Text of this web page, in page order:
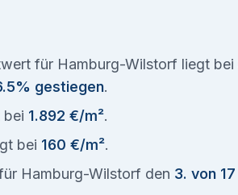
für Hamburg-Wilstorf liegt bei
gestiegen.
bei 1.892 €/m².
bei 160 €/m².
Hamburg-Wilstorf den 3. von 17